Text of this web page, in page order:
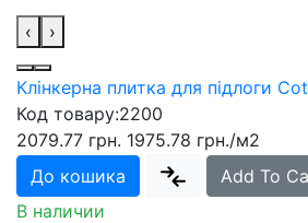
‹ ›
Клінкерна плитка для підлоги
Код товару:2200
2079.77 грн. 1975.78 грн./м2
До кошика
Add
В наличии